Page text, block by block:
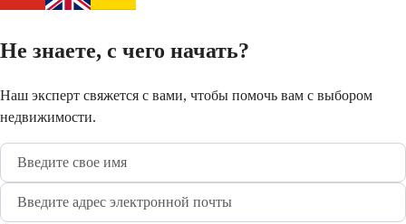
Не знаете, с чего начать?
Наш эксперт свяжется с вами, чтобы помочь вам с выбором
недвижимости.